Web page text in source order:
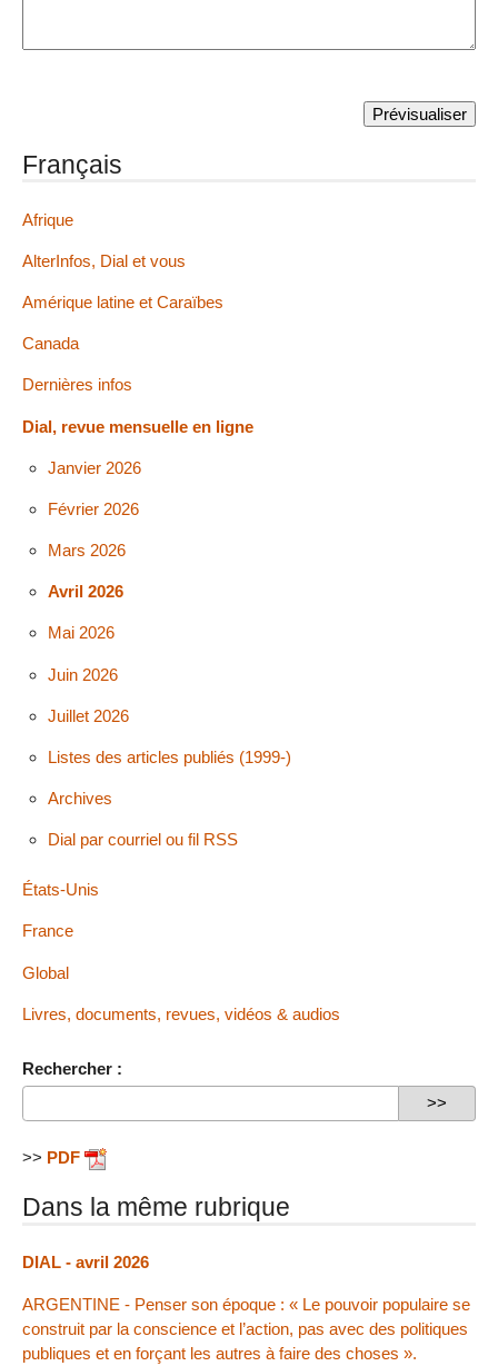
Français
Afrique
AlterInfos, Dial et vous
Amérique latine et Caraïbes
Canada
Dernières infos
Dial, revue mensuelle en ligne
Janvier 2026
Février 2026
Mars 2026
Avril 2026
Mai 2026
Juin 2026
Juillet 2026
Listes des articles publiés (1999-)
Archives
Dial par courriel ou fil RSS
États-Unis
France
Global
Livres, documents, revues, vidéos & audios
Rechercher :
>> PDF
Dans la même rubrique
DIAL - avril 2026
ARGENTINE - Penser son époque : « Le pouvoir populaire se
construit par la conscience et l’action, pas avec des politiques
publiques et en forçant les autres à faire des choses ».